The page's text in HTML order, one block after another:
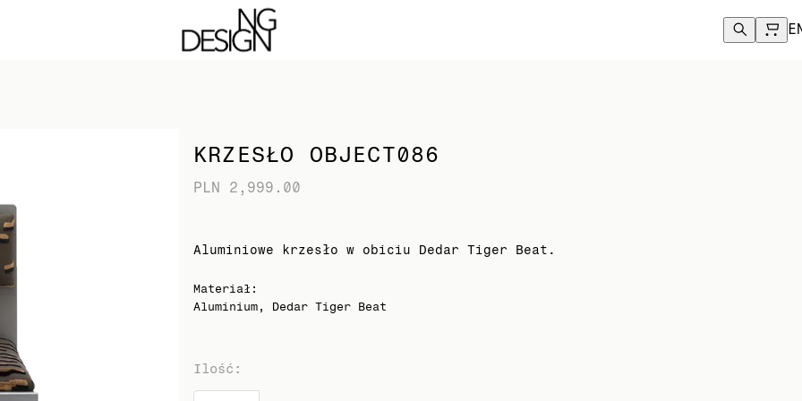
strony. Kontynuując akceptujesz pliki cookie.
KRZESŁO OBJECT086
PLN 2,999.00
Aluminiowe krzesło w obiciu Dedar Tiger Beat.
Materiał :
Aluminium, Dedar Tiger Beat
Ilość :